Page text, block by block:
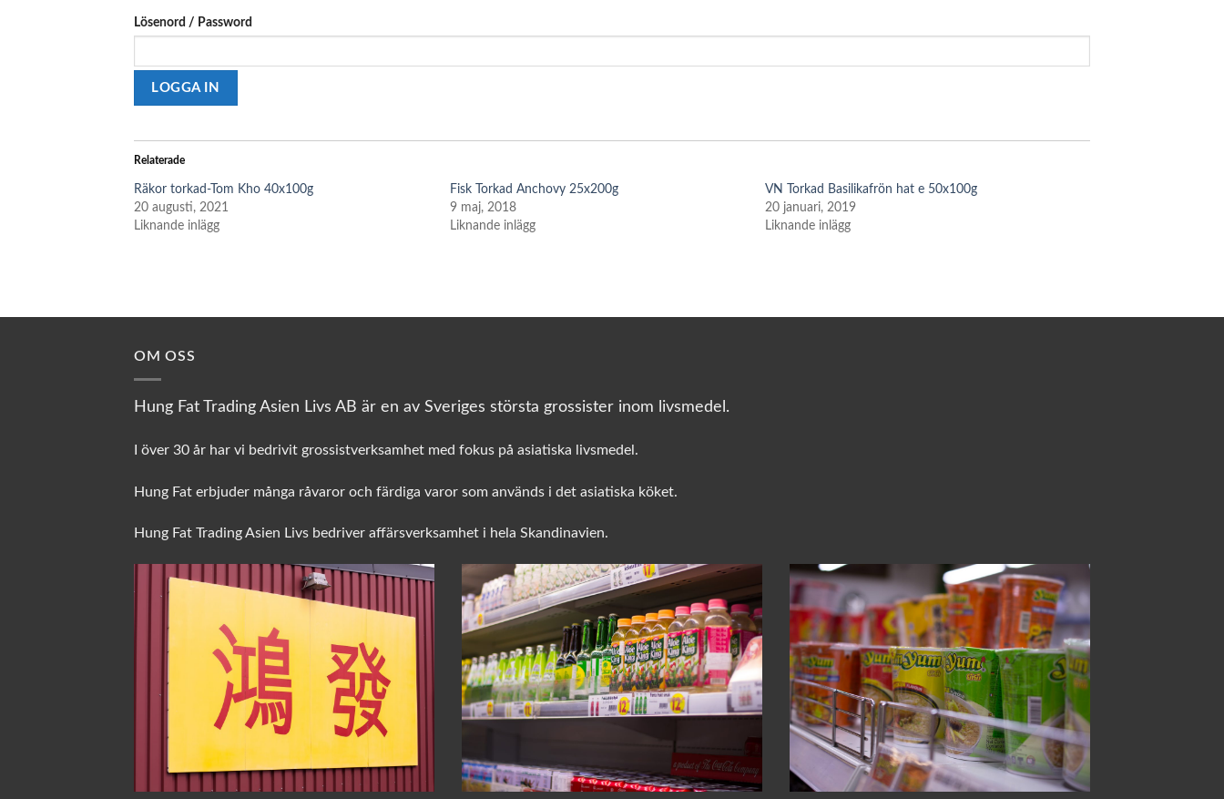
Lösenord / Password
Relaterade
Räkor torkad-Tom Kho 40x100g
20 augusti, 2021
Liknande inlägg
Fisk Torkad Anchovy 25x200g
9 maj, 2018
Liknande inlägg
VN Torkad Basilikafrön hat e 50x100g
20 januari, 2019
Liknande inlägg
OM OSS
Hung Fat Trading Asien Livs AB är en av Sveriges största grossister inom livsmedel.
I över 30 år har vi bedrivit grossistverksamhet med fokus på asiatiska livsmedel.
Hung Fat erbjuder många råvaror och färdiga varor som används i det asiatiska köket.
Hung Fat Trading Asien Livs bedriver affärsverksamhet i hela Skandinavien.